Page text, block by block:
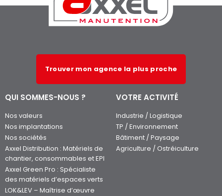
Trouver mon agence la plus proche
QUI SOMMES-NOUS ?
Nos valeurs
Nos implantations
Nos sociétés
Axxel Distribution : Matériels de
chantier, consommables et EPI
Axxel Green Pro : Spécialiste
des matériels d’espaces verts
LOK&LEV – Maîtrise d’œuvre
VOTRE ACTIVITÉ
Industrie / Logistique
TP / Environnement
Bâtiment / Paysage
Agriculture / Ostréiculture